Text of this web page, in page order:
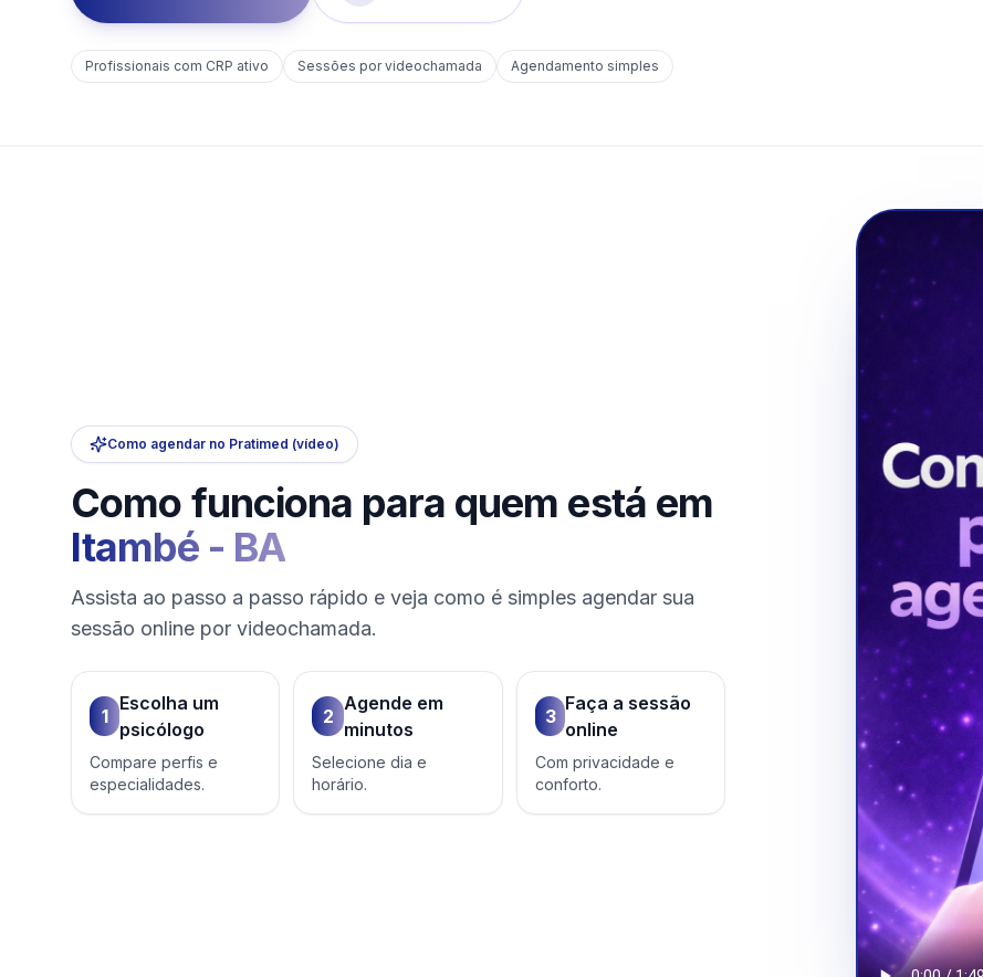
Profissionais com CRP ativo Sessões por videochamada Agendamento simples
Como agendar no Pratimed (vídeo)
Como funciona para quem está em
Itambé- BA
Assista ao passo a passo rápido e veja como é simples agendar sua
sessão online por videochamada.
1
Escolha um
psicólogo
Compare perfis e
especialidades.
2
Agende em
minutos
Selecione dia e
horário.
3
Faça a sessão
online
Com privacidade e
conforto.